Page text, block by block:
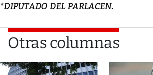
*DIPUTADO DEL PARLACEN.
Otras columnas